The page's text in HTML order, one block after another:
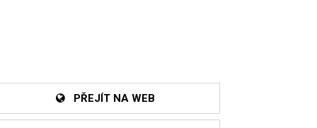
PŘEJÍT NA WEB